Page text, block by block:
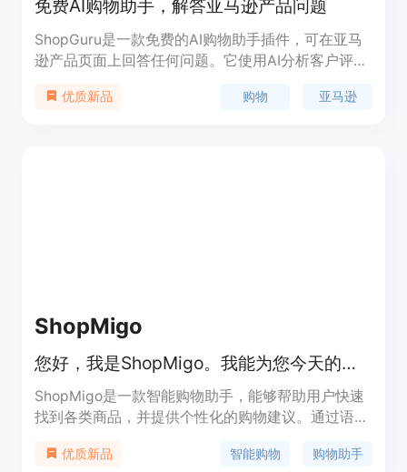
免费AI购物助手，解答亚马逊产品问题
ShopGuru是一款免费的AI购物助手插件，可在亚马
逊产品页面上回答任何问题。它使用AI分析客户评
会自动显示在任何亚马逊产品页面上。只需点击右下
优质新品 购物 亚马逊
ShopMigo
您好，我是ShopMigo。我能为您今天的购物提供什么帮助？
ShopMigo是一款智能购物助手，能够帮助用户快速
找到各类商品，并提供个性化的购物建议。通过语音
一般商品以及阅读商品评价。ShopMigo由GenAI
优质新品 智能购物 购物助手